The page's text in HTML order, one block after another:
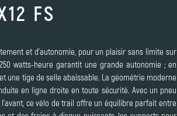
FS
et d’autonomie, pour un plaisir sans limite sur
watts-heure garantit une grande autonomie ; en
une tige de selle abaissable. La géométrie moderne
en ligne droite en toute sécurité. Avec un pneu
ce vélo de trail offre un équilibre parfait entre